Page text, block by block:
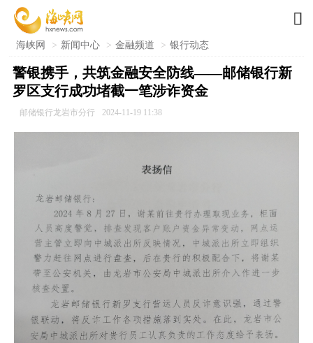

海峡网 > 新闻中心 > 金融频道 > 银行动态
警银携手，共筑金融安全防线——邮储银行新
罗区支行成功堵截一笔涉诈资金
邮储银行龙岩市分行 2024-11-19 11:38